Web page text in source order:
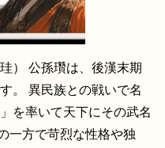
） 公孫瓚は、後漢末期
。 異民族との戦いで名
を率いて天下にその武名
一方で苛烈な性格や独